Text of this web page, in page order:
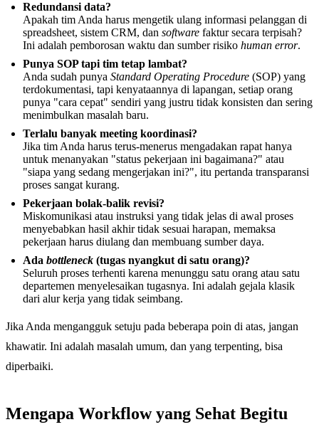
Redundansi data?
Apakah tim Anda harus mengetik ulang informasi pelanggan di
spreadsheet, sistem CRM, dan software faktur secara terpisah?
Ini adalah pemborosan waktu dan sumber risiko human error.
Punya SOP tapi tim tetap lambat?
Anda sudah punya Standard Operating Procedure (SOP) yang
terdokumentasi, tapi kenyataannya di lapangan, setiap orang
punya "cara cepat" sendiri yang justru tidak konsisten dan sering
menimbulkan masalah baru.
Terlalu banyak meeting koordinasi?
Jika tim Anda harus terus-menerus mengadakan rapat hanya
untuk menanyakan "status pekerjaan ini bagaimana?" atau
"siapa yang sedang mengerjakan ini?", itu pertanda transparansi
proses sangat kurang.
Pekerjaan bolak-balik revisi?
Miskomunikasi atau instruksi yang tidak jelas di awal proses
menyebabkan hasil akhir tidak sesuai harapan, memaksa
pekerjaan harus diulang dan membuang sumber daya.
Ada bottleneck (tugas nyangkut di satu orang)?
Seluruh proses terhenti karena menunggu satu orang atau satu
departemen menyelesaikan tugasnya. Ini adalah gejala klasik
dari alur kerja yang tidak seimbang.
Jika Anda mengangguk setuju pada beberapa poin di atas, jangan
khawatir. Ini adalah masalah umum, dan yang terpenting, bisa
diperbaiki.
Mengapa Workflow yang Sehat Begitu